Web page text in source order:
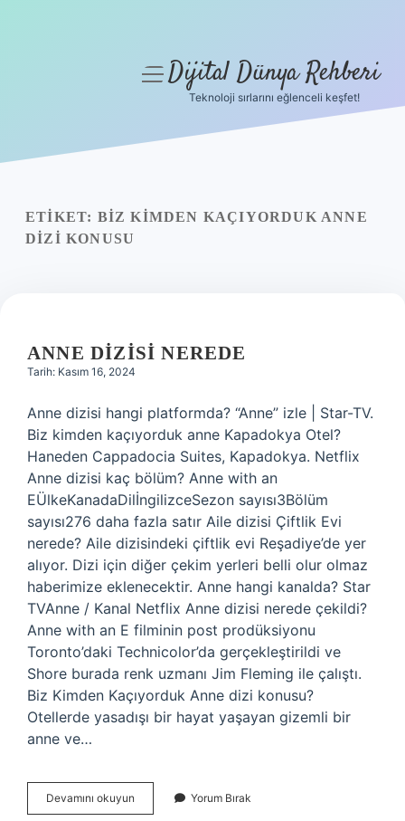
Yasal Uyarı
menüyüDijital Dünya Rehberi
Teknoloji sırlarını eğlenceli keşfet!
ETIKET: BIZ KIMDEN KAÇIYORDUK ANNE
DIZI KONUSU
ANNE DIZISI NEREDE
Tarih: Kasım 16, 2024
Anne dizisi hangi platformda? “Anne” izle | Star-TV.
Biz kimden kaçıyorduk anne Kapadokya Otel?
Haneden Cappadocia Suites, Kapadokya. Netflix
Anne dizisi kaç bölüm? Anne with an
EÜlkeKanadaDilİngilizceSezon sayısı3Bölüm
sayısı276 daha fazla satır Aile dizisi Çiftlik Evi
nerede? Aile dizisindeki çiftlik evi Reşadiye’de yer
alıyor. Dizi için diğer çekim yerleri belli olur olmaz
haberimize eklenecektir. Anne hangi kanalda? Star
TVAnne / Kanal Netflix Anne dizisi nerede çekildi?
Anne with an E filminin post prodüksiyonu
Toronto’daki Technicolor’da gerçekleştirildi ve
Shore burada renk uzmanı Jim Fleming ile çalıştı.
Biz Kimden Kaçıyorduk Anne dizi konusu?
Otellerde yasadışı bir hayat yaşayan gizemli bir
anne ve…
Devamını okuyun
Dizisi
Yorum Bırak